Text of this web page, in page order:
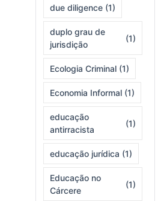
due diligence (1)
duplo grau de
jurisdição
(1)
Ecologia Criminal (1)
Economia Informal (1)
educação
antirracista
(1)
educação jurídica (1)
Educação no
Cárcere
(1)